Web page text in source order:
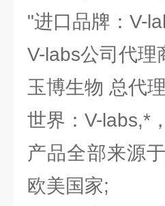
"进口品牌：V-
V-labs公司代理
玉博生物 总代
世界：V-labs,*
产品全部来源
欧美国家;